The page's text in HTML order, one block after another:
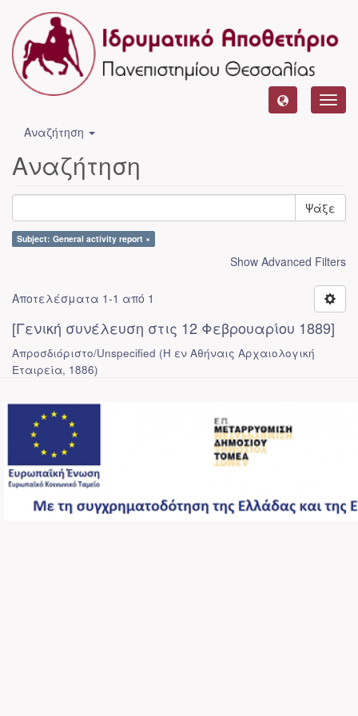
Αναζήτηση
Αναζήτηση
Ψάξε
Subject: General activity report ×
Show Advanced Filters
Αποτελέσματα 1-1 από 1
[Γενική συνέλευση στις 12 Φεβρουαρίου 1889]
Απροσδιόριστο/Unspecified (Η εν Αθήναις Αρχαιολογική
Εταιρεία, 1886)